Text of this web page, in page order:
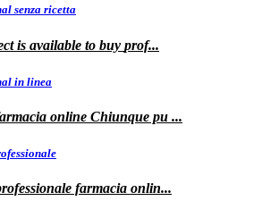
senza ricetta
is available to buy prof...
in linea
online Chiunque pu ...
farmacia onlin...